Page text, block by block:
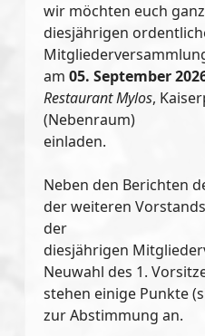
wir möchten euch
diesjährigen
am 05. September
Restaurant Mylos,
(Nebenraum)
einladen.
Neben den Berichten
der weiteren
der
diesjährigen
Neuwahl des 1.
stehen einige Punkte
zur Abstimmung an.